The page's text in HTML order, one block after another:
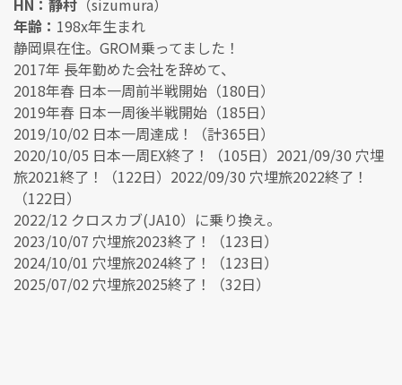
HN：静村 （sizumura）
年齢： 198x年生まれ
静岡県在住。GROM乗ってました！
2017年 長年勤めた会社を辞めて、
2018年春 日本一周前半戦開始（180日）
2019年春 日本一周後半戦開始（185日）
2019/10/02 日本一周達成！（計365日）
2020/10/05 日本一周EX終了！（105日）2021/09/30 穴埋
旅2021終了！（122日）2022/09/30 穴埋旅2022終了！
（122日）
2022/12 クロスカブ(JA10）に乗り換え。
2023/10/07 穴埋旅2023終了！（123日）
2024/10/01 穴埋旅2024終了！（123日）
2025/07/02 穴埋旅2025終了！（32日）